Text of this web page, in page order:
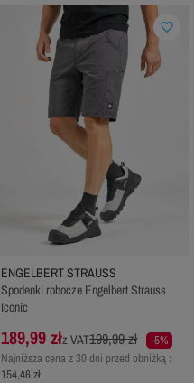
ENGELBERT STRAUSS
Spodenki robocze Engelbert Strauss
Iconic
189,99 złz VAT199,99 zł
-5%
Najniższa cena z 30 dni przed obniżką :
154,46 zł
favorite_border